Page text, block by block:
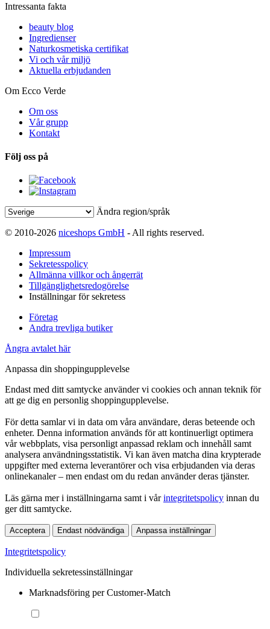
Intressanta fakta
beauty blog
Ingredienser
Naturkosmetiska certifikat
Vi och vår miljö
Aktuella erbjudanden
Om Ecco Verde
Om oss
Vår grupp
Kontakt
Följ oss på
Ändra region/språk
© 2010-2026 niceshops GmbH - All rights reserved.
Impressum
Sekretesspolicy
Allmänna villkor och ångerrät
Tillgänglighetsredogörelse
Inställningar för sekretess
Företag
Andra trevliga butiker
Ångra avtalet här
Anpassa din shoppingupplevelse
Endast med ditt samtycke använder vi cookies och annan teknik för
att ge dig en personlig shoppingupplevelse.
För detta samlar vi in data om våra användare, deras beteende och
enheter. Denna information används för att kontinuerligt optimera
vår webbplats, visa personligt anpassad reklam och innehåll samt
analysera användningsstatistik. Vi kan även matcha dina krypterade
uppgifter med externa leverantörer och visa erbjudanden via deras
onlinekanaler – men endast om du redan använder deras tjänster.
Läs gärna mer i inställningarna samt i vårintegritetspolicy innan du
ger ditt samtycke.
Acceptera Endast nödvändiga Anpassa inställningar
Integritetspolicy
Individuella sekretessinställningar
Marknadsföring per Customer-Match